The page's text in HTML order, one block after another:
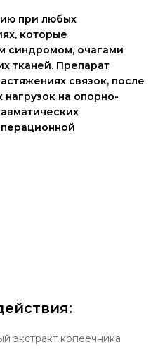
при любых
которые
синдромом, очагами
тканей. Препарат
связок, после
нагрузок на опорно-
экстракт копеечника